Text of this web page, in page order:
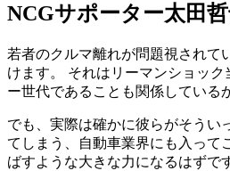
NCGサポーター太田
若者のクルマ離れが問題視されて
けます。 それはリーマンショッ
ー世代であることも関係している
でも、実際は確かに彼らがそうい
てしまう、自動車業界にも入って
ばすような大きな力になるはずで